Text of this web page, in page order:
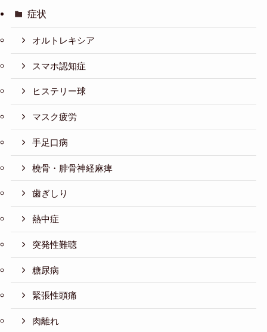
症状
オルトレキシア
スマホ認知症
ヒステリー球
マスク疲労
手足口病
橈骨・腓骨神経麻痺
歯ぎしり
熱中症
突発性難聴
糖尿病
緊張性頭痛
肉離れ